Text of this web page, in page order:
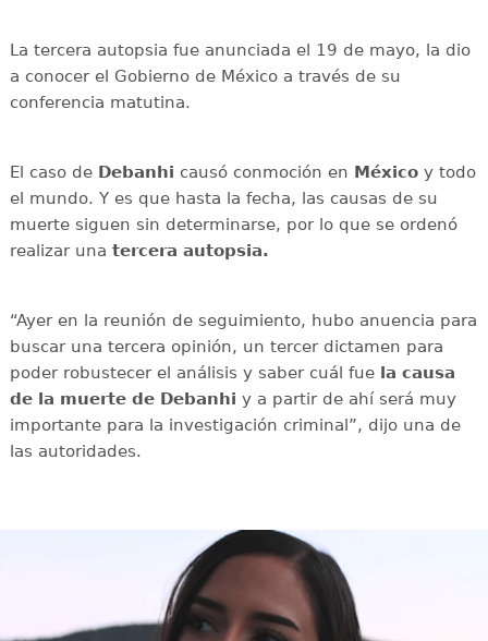
La tercera autopsia fue anunciada el 19 de mayo, la dio
a conocer el Gobierno de México a través de su
conferencia matutina.
El caso de Debanhi causó conmoción en Méxicoy todo
el mundo. Y es que hasta la fecha, las causas de su
muerte siguen sin determinarse, por lo que se ordenó
realizar una tercera autopsia.
“Ayer en la reunión de seguimiento, hubo anuencia para
buscar una tercera opinión, un tercer dictamen para
poder robustecer el análisis y saber cuál fue la causa
de la muerte de Debanhi y a partir de ahí será muy
importante para la investigación criminal”, dijo una de
las autoridades.